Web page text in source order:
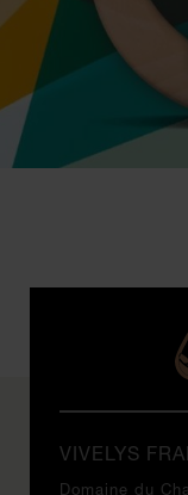
VIVELYS
Domaine du